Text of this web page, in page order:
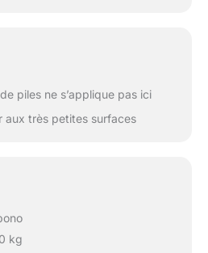
piles ne s’applique pas ici
aux très petites surfaces
kg